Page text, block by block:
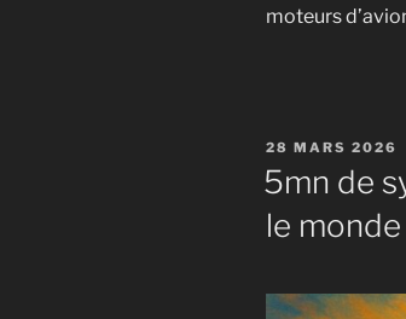
moteurs
PUBLIÉ
28 MARS 2026
5mn de
le monde